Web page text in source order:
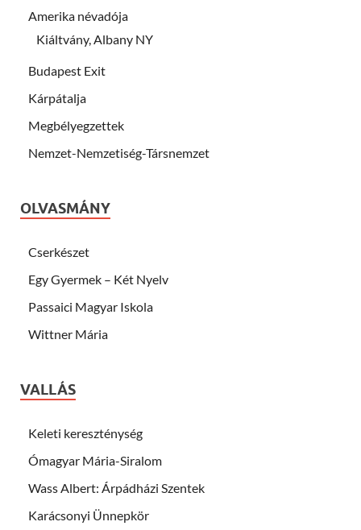
Amerika névadója
Kiáltvány, Albany NY
Budapest Exit
Kárpátalja
Megbélyegzettek
Nemzet-Nemzetiség-Társnemzet
OLVASMÁNY
Cserkészet
Egy Gyermek – Két Nyelv
Passaici Magyar Iskola
Wittner Mária
VALLÁS
Keleti kereszténység
Ómagyar Mária-Siralom
Wass Albert: Árpádházi Szentek
Karácsonyi Ünnepkör